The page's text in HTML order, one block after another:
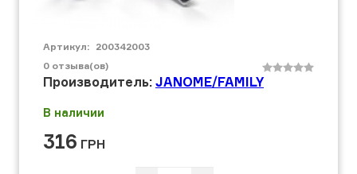
Артикул: 200342003
0 отзыва(ов)
Производитель: JANOME/FAMILY
В наличии
316 ГРН